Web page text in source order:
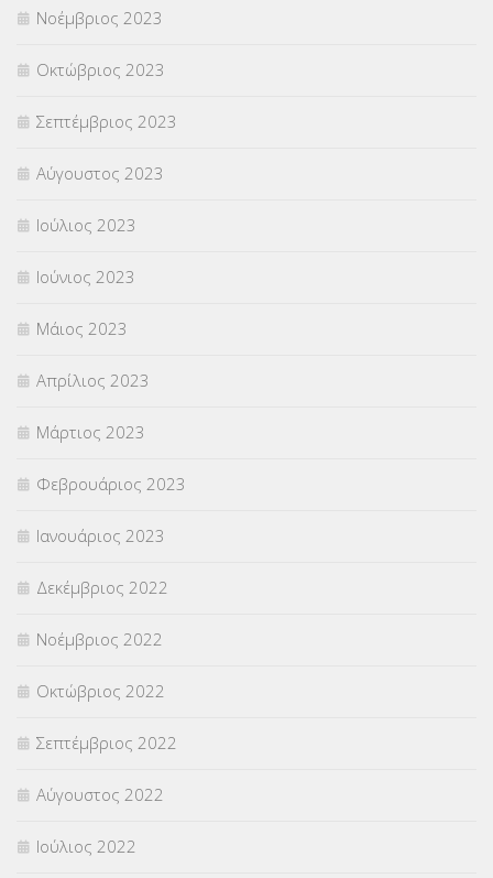
Νοέμβριος 2023
Οκτώβριος 2023
Σεπτέμβριος 2023
Αύγουστος 2023
Ιούλιος 2023
Ιούνιος 2023
Μάιος 2023
Απρίλιος 2023
Μάρτιος 2023
Φεβρουάριος 2023
Ιανουάριος 2023
Δεκέμβριος 2022
Νοέμβριος 2022
Οκτώβριος 2022
Σεπτέμβριος 2022
Αύγουστος 2022
Ιούλιος 2022